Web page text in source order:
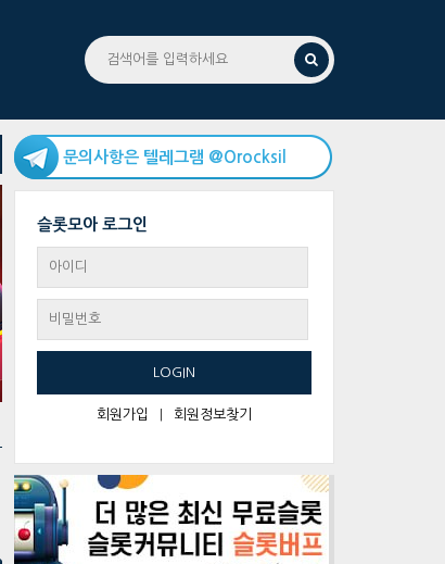
문의사항은 텔레그램 @Orocksil
슬롯모아 로그인
LOGIN
회원가입 회원정보찾기